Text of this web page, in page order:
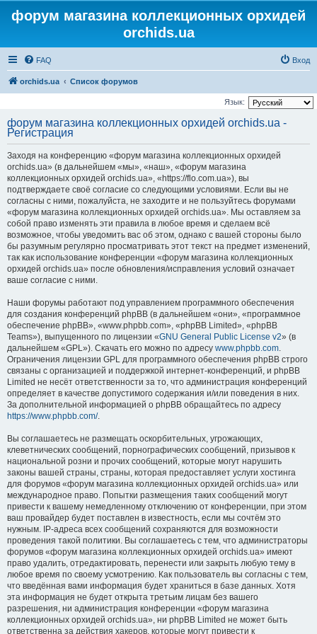
форум магазина коллекционных орхидей
orchids.ua
FAQ Вход
orchids.ua Список форумов
Язык:
форум магазина коллекционных орхидей orchids.ua -
Регистрация
Заходя на конференцию «форум магазина коллекционных орхидей
orchids.ua» (в дальнейшем «мы», «наш», «форум магазина
коллекционных орхидей orchids.ua», «https://flo.com.ua»), вы
подтверждаете своё согласие со следующими условиями. Если вы не
согласны с ними, пожалуйста, не заходите и не пользуйтесь форумами
«форум магазина коллекционных орхидей orchids.ua». Мы оставляем за
собой право изменять эти правила в любое время и сделаем всё
возможное, чтобы уведомить вас об этом, однако с вашей стороны было
бы разумным регулярно просматривать этот текст на предмет изменений,
так как использование конференции «форум магазина коллекционных
орхидей orchids.ua» после обновления/исправления условий означает
ваше согласие с ними.
Наши форумы работают под управлением программного обеспечения
для создания конференций phpBB (в дальнейшем «они», «программное
обеспечение phpBB», «www.phpbb.com», «phpBB Limited», «phpBB
Teams»), выпущенного по лицензии «GNU General Public License v2» (в
дальнейшем «GPL»). Скачать его можно по адресу www.phpbb.com.
Ограничения лицензии GPL для программного обеспечения phpBB строго
связаны с организацией и поддержкой интернет-конференций, и phpBB
Limited не несёт ответственности за то, что администрация конференций
определяет в качестве допустимого содержания и/или поведения в них.
За дополнительной информацией о phpBB обращайтесь по адресу
https://www.phpbb.com/.
Вы соглашаетесь не размещать оскорбительных, угрожающих,
клеветнических сообщений, порнографических сообщений, призывов к
национальной розни и прочих сообщений, которые могут нарушить
законы вашей страны, страны, которая предоставляет услуги хостинга
для форумов «форум магазина коллекционных орхидей orchids.ua» или
международное право. Попытки размещения таких сообщений могут
привести к вашему немедленному отключению от конференции, при этом
ваш провайдер будет поставлен в известность, если мы сочтём это
нужным. IP-адреса всех сообщений сохраняются для возможности
проведения такой политики. Вы соглашаетесь с тем, что администраторы
форумов «форум магазина коллекционных орхидей orchids.ua» имеют
право удалить, отредактировать, перенести или закрыть любую тему в
любое время по своему усмотрению. Как пользователь вы согласны с тем,
что введённая вами информация будет храниться в базе данных. Хотя
эта информация не будет открыта третьим лицам без вашего
разрешения, ни администрация конференции «форум магазина
коллекционных орхидей orchids.ua», ни phpBB Limited не может быть
ответственна за действия хакеров, которые могут привести к